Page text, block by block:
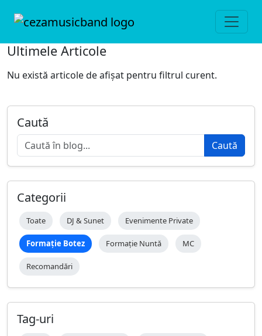
Ultimele Articole
Nu există articole de afișat pentru filtrul curent.
Caută
Caută
Categorii
Toate DJ & Sunet Evenimente Private
Formație Botez Formație Nuntă MC
Recomandări
Tag-uri